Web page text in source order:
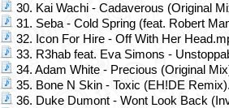
30. Kai Wachi - Cadaverous (Original
31. Seba - Cold Spring (feat. Robert
32. Icon For Hire - Off With Her
33. R3hab feat. Eva Simons -
34. Adam White - Precious (Original
35. Bone N Skin - Toxic (EH!DE
36. Duke Dumont - Wont Look Back